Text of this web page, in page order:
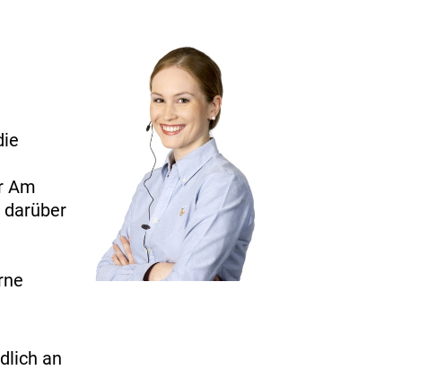
Am
darüber
an